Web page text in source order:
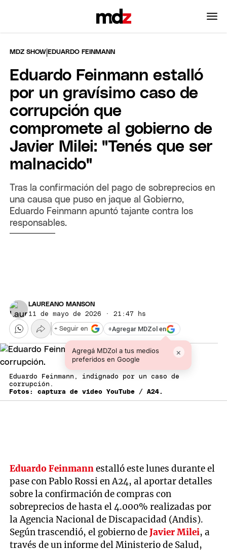
MDZ SHOW |EDUARDO FEINMANN
Eduardo Feinmann estalló
por un gravísimo caso de
corrupción que
compromete al gobierno de
Javier Milei: "Tenés que ser
malnacido"
Tras la confirmación del pago de sobreprecios en
una causa que puso en jaque al Gobierno,
Eduardo Feinmann apuntó tajante contra los
responsables.
LAUREANO MANSON
11 de mayo de 2026 · 21:47 hs
+Agregar MDZol en
Agregá MDZol a tus medios
preferidos en Google
×
+ Seguir en
Eduardo Feinmann, indignado por un caso de
corrupción.
Fotos: captura de video YouTube / A24.
Eduardo Feinmannestalló este lunes durante el
pase con Pablo Rossi en A24, al aportar detalles
sobre la confirmación de compras con
sobreprecios de hasta el 4.000% realizadas por
la Agencia Nacional de Discapacidad (Andis).
Según trascendió, el gobierno deJavier Milei, a
través de un informe del Ministerio de Salud,